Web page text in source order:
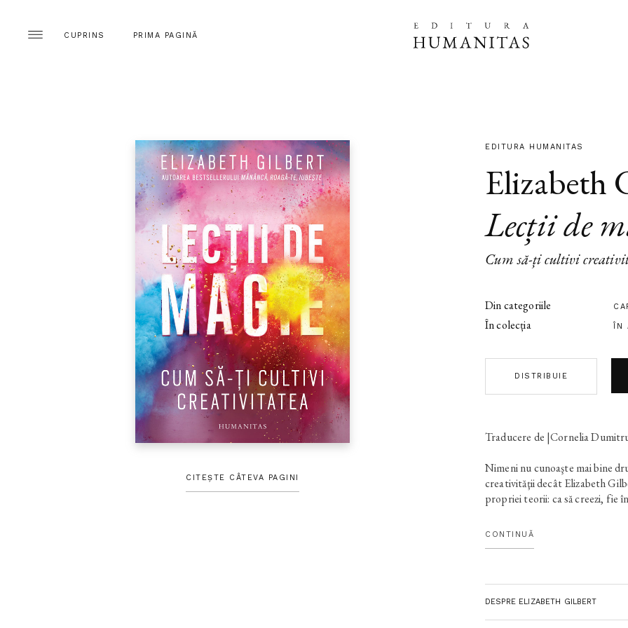
CUPRINS PRIMA PAGINĂ
CITEȘTE CÂTEVA PAGINI
EDITURA HUMANITAS
Elizabeth
Lecții de
Cum să-ți cultivi
Din categoriile
În colecția ÎN
DISTRIBUIE
Traducere de |Cornelia
Nimeni nu cunoaşte mai bine
creativităţii decât Elizabeth
propriei teorii: ca să creezi, fie
perseverezi pe calea pe care ţi-
produce Marea Magie. Astfel
simţit inspirată să scrie un ghid
numeroşii ei cititori, şi nu
CONTINUĂ
DESPRE ELIZABETH GILBERT